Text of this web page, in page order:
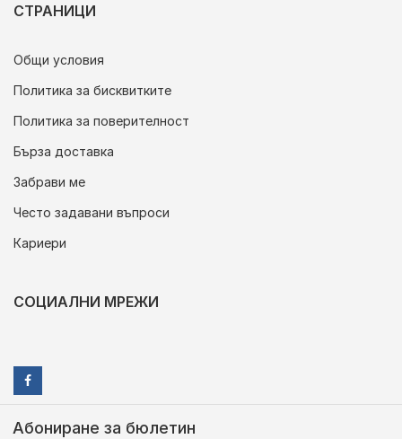
СТРАНИЦИ
Общи условия
Политика за бисквитките
Политика за поверителност
Бърза доставка
Забрави ме
Често задавани въпроси
Кариери
СОЦИАЛНИ МРЕЖИ
Абониране за бюлетин